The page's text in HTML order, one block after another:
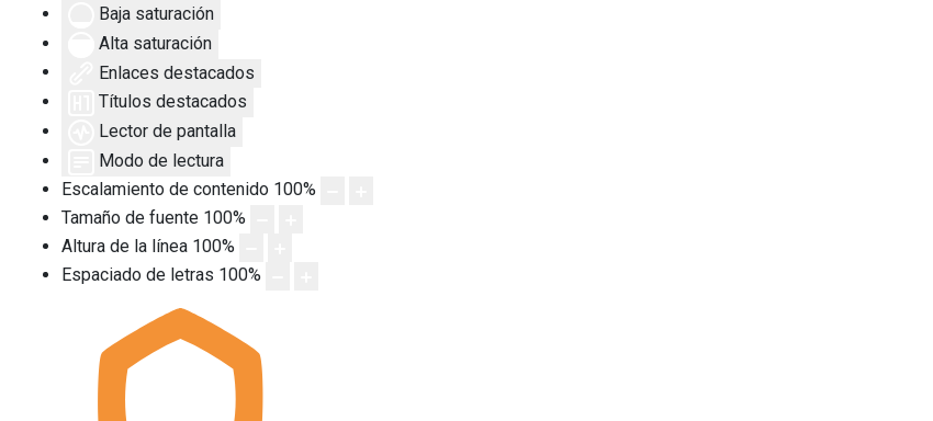
Baja saturación
Alta saturación
Enlaces destacados
Títulos destacados
Lector de pantalla
Modo de lectura
Escalamiento de contenido 100%
Tamaño de fuente 100%
Altura de la línea 100%
Espaciado de letras 100%